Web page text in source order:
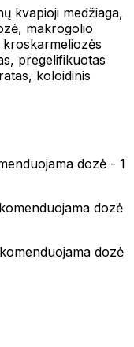
kvapioji medžiaga,
makrogolio
pregelifikuotas
koloidinis
dozė - 1
dozė
dozė